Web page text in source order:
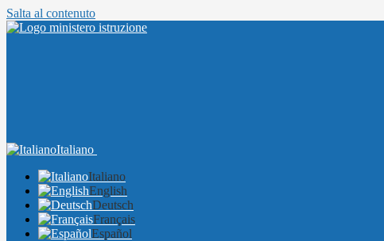
Salta al contenuto
Italiano
Italiano
English
Deutsch
Français
Español